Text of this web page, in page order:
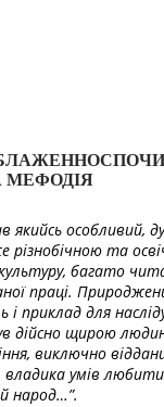
МЕФОДІЯ
якийсь особливий,
різнобічною та
культуру, багато
праці.
приклад для
дійсно щирою
виключно
владика умів
народ…”.